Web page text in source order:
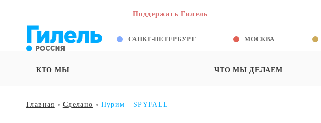
Поддержать Гилель
САНКТ-ПЕТЕРБУРГ МОСКВА
КТО МЫ ЧТО МЫ ДЕЛАЕМ
Главная Сделано Пурим | SPYFALL